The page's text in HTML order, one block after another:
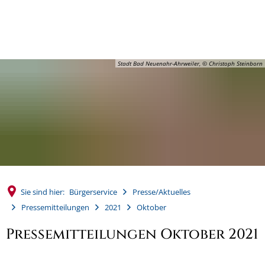
Stadt Bad Neuenahr-Ahrweiler, © Christoph Steinborn
Sie sind hier: Bürgerservice
Presse/Aktuelles
Pressemitteilungen
2021 Oktober
Pressemitteilungen Oktober 2021